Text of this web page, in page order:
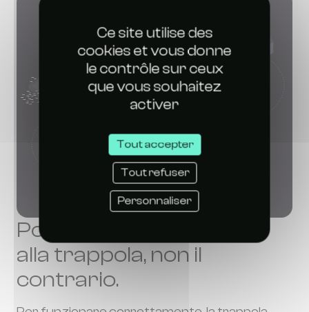
Ce site utilise des
cookies et vous donne
le contrôle sur ceux
que vous souhaitez
activer
Tout accepter
Tout refuser
Personnaliser
Portare la corrente fino
alla trappola, non il
contrario.